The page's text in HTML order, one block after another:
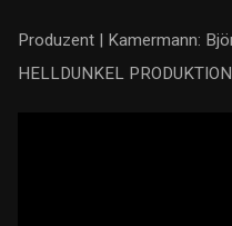
Produzent | Kamermann:
HELLDUNKEL